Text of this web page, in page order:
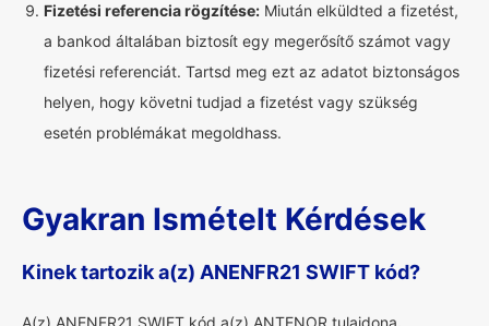
Fizetési referencia rögzítése: Miután elküldted a fizetést,
a bankod általában biztosít egy megerősítő számot vagy
fizetési referenciát. Tartsd meg ezt az adatot biztonságos
helyen, hogy követni tudjad a fizetést vagy szükség
esetén problémákat megoldhass.
Gyakran Ismételt Kérdések
Kinek tartozik a(z) ANENFR21 SWIFT kód?
A(z) ANENFR21 SWIFT kód a(z) ANTENOR tulajdona.